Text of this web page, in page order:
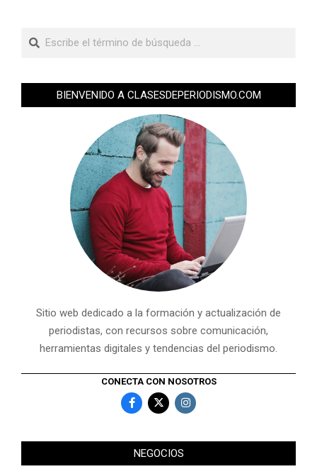
BIENVENIDO A CLASESDEPERIODISMO.COM
Sitio web dedicado a la formación y actualización de
periodistas, con recursos sobre comunicación,
herramientas digitales y tendencias del periodismo.
CONECTA CON NOSOTROS
NEGOCIOS